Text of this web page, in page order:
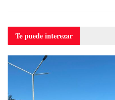
Te puedeinterezar